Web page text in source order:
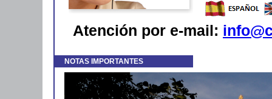
Atención por e-mail:
NOTAS IMPORTANTES